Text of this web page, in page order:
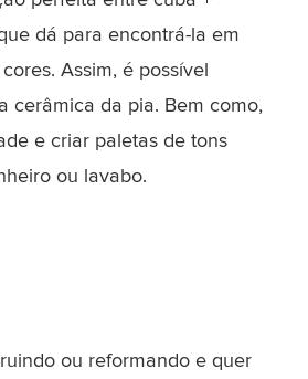
dá para encontrá-la em
Assim, é possível
cerâmica da pia. Bem como,
e criar paletas de tons
ou lavabo.
ou reformando e quer